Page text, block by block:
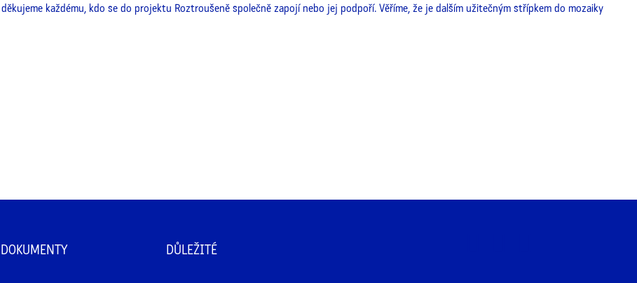
každému, kdo se do projektu Roztroušeně společně zapojí nebo jej podpoří. Věříme, že je dalším užitečným střípkem do mozaiky
DŮLEŽITÉ